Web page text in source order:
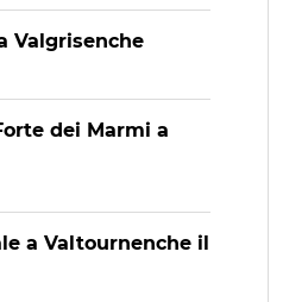
Valgrisenche
dei Marmi a
a Valtournenche il